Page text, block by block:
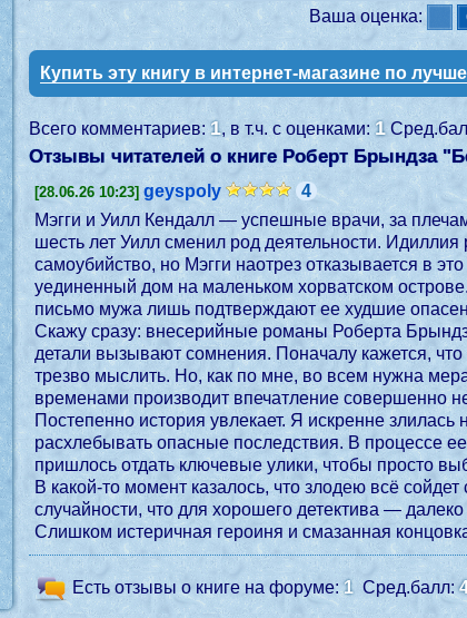
Ваша оценка:
Купить эту книгу в интернет-магазине по
Всего комментариев:1, в т.ч. с оценками:1
Отзывы читателей о книге Роберт Брындза "
[28.06.26 10:23] geyspoly
4
Мэгги и Уилл Кендалл — успешные врачи, за
шесть лет Уилл сменил род деятельности.
самоубийство, но Мэгги наотрез отказывается в
уединенный дом на маленьком хорватском
письмо мужа лишь подтверждают ее худшие
Скажу сразу: внесерийные романы Роберта
детали вызывают сомнения. Поначалу кажется,
трезво мыслить. Но, как по мне, во всем нужна
временами производит впечатление совершенно
Постепенно история увлекает. Я искренне
расхлебывать опасные последствия. В процессе
пришлось отдать ключевые улики, чтобы просто
В какой-то момент казалось, что злодею всё
случайности, что для хорошего детектива —
Слишком истеричная героиня и смазанная
Есть отзывы о книге на форуме:1Сред.балл: